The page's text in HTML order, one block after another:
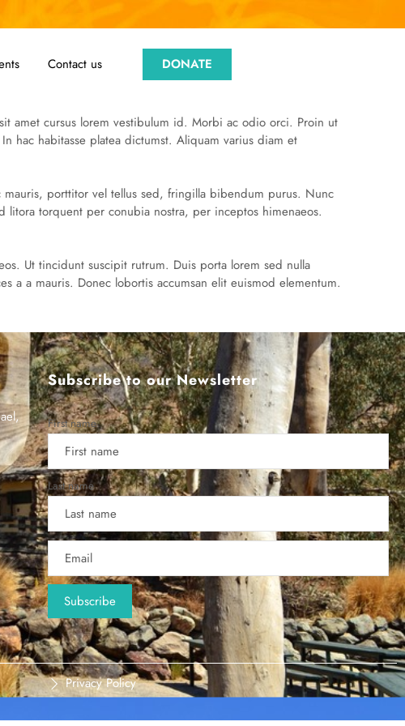
Contact us DONATE
amet cursus lorem vestibulum id. Morbi ac odio orci. Proin ut
hac habitasse platea dictumst. Aliquam varius diam et
porttitor vel tellus sed, fringilla bibendum purus. Nunc
litora torquent per conubia nostra, per inceptos himenaeos.
Ut tincidunt suscipit rutrum. Duis porta lorem sed nulla
a mauris. Donec lobortis accumsan elit euismod elementum.
Subscribe to our Newsletter
First name
Last name
Privacy Policy